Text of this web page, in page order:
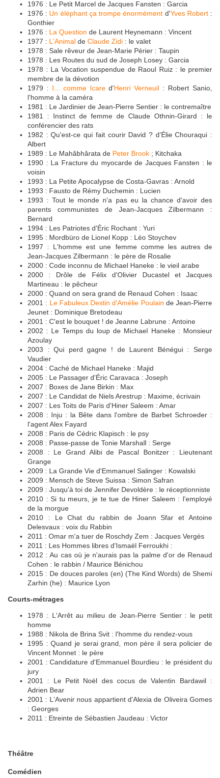
1976 : Le Petit Marcel de Jacques Fansten : Garcia
1976 : Un éléphant ça trompe énormément d'Yves Robert:
Gonthier
1976 : La Question de Laurent Heynemann : Vincent
1977 : L'Animal de Claude Zidi : le valet
1978 : Sale rêveur de Jean-Marie Périer : Taupin
1978 : Les Routes du sud de Joseph Losey : Garcia
1978 : La Vocation suspendue de Raoul Ruiz : le premier
membre de la dévotion
1979 : I... comme Icared'Henri Verneuil : Robert Sanio,
l'homme à la caméra
1981 : Le Jardinier de Jean-Pierre Sentier : le contremaître
1981 : Instinct de femme de Claude Othnin-Girard : le
conférencier des rats
1982 : Qu'est-ce qui fait courir David ? d'Élie Chouraqui :
Albert
1989 : Le Mahâbhârata de Peter Brook ; Kitchaka
1990 : La Fracture du myocarde de Jacques Fansten : le
voisin
1993 : La Petite Apocalypse de Costa-Gavras : Arnold
1993 : Fausto de Rémy Duchemin : Lucien
1993 : Tout le monde n'a pas eu la chance d'avoir des
parents communistes de Jean-Jacques Zilbermann :
Bernard
1994 : Les Patriotes d'Éric Rochant : Yuri
1995 : Mordbüro de Lionel Kopp : Léo Stoychev
1997 : L'homme est une femme comme les autres de
Jean-Jacques Zilbermann : le père de Rosalie
2000 : Code inconnu de Michael Haneke : le vieil arabe
2000 : Drôle de Félix d'Olivier Ducastel et Jacques
Martineau : le pêcheur
2000 : Quand on sera grand de Renaud Cohen : Isaac
2001 : Le Fabuleux Destin d'Amélie Poulain de Jean-Pierre
Jeunet : Dominique Bretodeau
2001 : C'est le bouquet ! de Jeanne Labrune : Antoine
2002 : Le Temps du loup de Michael Haneke : Monsieur
Azoulay
2003 : Qui perd gagne ! de Laurent Bénégui : Serge
Vaudier
2004 : Caché de Michael Haneke : Majid
2005 : Le Passager d'Éric Caravaca : Joseph
2007 : Boxes de Jane Birkin : Max
2007 : Le Candidat de Niels Arestrup : Maxime, écrivain
2007 : Les Toits de Paris d'Hiner Saleem : Amar
2008 : Inju : la Bête dans l'ombre de Barbet Schroeder :
l'agent Alex Fayard
2008 : Paris de Cédric Klapisch : le psy
2008 : Passe-passe de Tonie Marshall : Serge
2008 : Le Grand Alibi de Pascal Bonitzer : Lieutenant
Grange
2009 : La Grande Vie d'Emmanuel Salinger : Kowalski
2009 : Mensch de Steve Suissa : Simon Safran
2009 : Jusqu'à toi de Jennifer Devoldère : le réceptionniste
2010 : Si tu meurs, je te tue de Hiner Saleem : l'employé
de la morgue
2010 : Le Chat du rabbin de Joann Sfar et Antoine
Delesvaux : voix du Rabbin
2011 : Omar m'a tuer de Roschdy Zem : Jacques Vergès
2011 : Les Hommes libres d'Ismaël Ferroukhi :
2012 : Au cas où je n'aurais pas la palme d'or de Renaud
Cohen : le rabbin / Maurice Bénichou
2015 : De douces paroles (en) (The Kind Words) de Shemi
Zarhin (he) : Maurice Lyon
Courts-métrages
1978 : L'Arrêt au milieu de Jean-Pierre Sentier : le petit
homme
1988 : Nikola de Brina Svit : l'homme du rendez-vous
1995 : Quand je serai grand, mon père il sera policier de
Vincent Monnet : le père
2001 : Candidature d'Emmanuel Bourdieu : le président du
jury
2001 : Le Petit Noël des cocus de Valentin Bardawil :
Adrien Bear
2001 : L'Avenir nous appartient d'Alexia de Oliveira Gomes
: Georges
2011 : Etreinte de Sébastien Jaudeau : Victor
Théâtre
Comédien